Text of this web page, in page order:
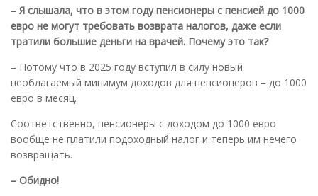
– Я слышала, что в этом году пенсионеры с пенсией до 1000
евро не могут требовать возврата налогов, даже если
тратили большие деньги на врачей. Почему это так?
– Потому что в 2025 году вступил в силу новый
необлагаемый минимум доходов для пенсионеров – до 1000
евро в месяц.
Соответственно, пенсионеры с доходом до 1000 евро
вообще не платили подоходный налог и теперь им нечего
возвращать.
– Обидно!